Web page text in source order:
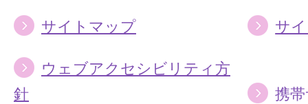
サイトマップ サ
ウェブアクセシビリティ方
針
携